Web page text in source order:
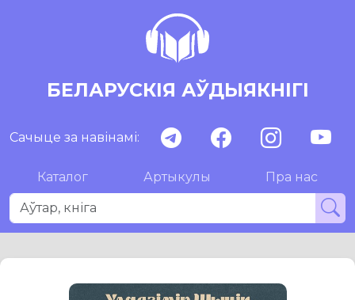
БЕЛАРУСКІЯ АЎДЫЯКНІГІ
Сачыце за навінамі:
Каталог Артыкулы Пра нас